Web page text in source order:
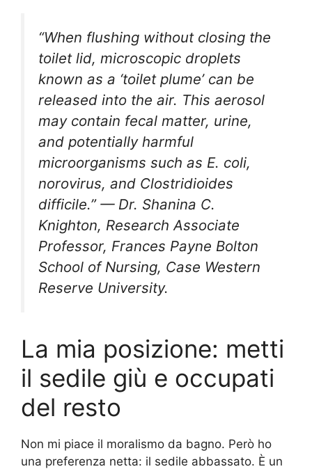
“When flushing without closing the
toilet lid, microscopic droplets
known as a ‘toilet plume’ can be
released into the air. This aerosol
may contain fecal matter, urine,
and potentially harmful
microorganisms such as E. coli,
norovirus, and Clostridioides
difficile.” — Dr. Shanina C.
Knighton, Research Associate
Professor, Frances Payne Bolton
School of Nursing, Case Western
Reserve University.
La mia posizione: metti
il sedile giù e occupati
del resto
Non mi piace il moralismo da bagno. Però ho
una preferenza netta: il sedile abbassato. È un